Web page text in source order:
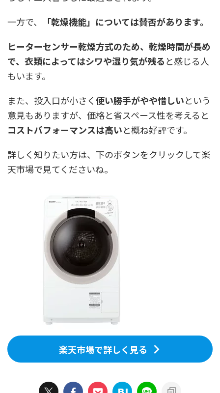
一方で、
「乾燥機能」については賛否があります。
ヒーターセンサー乾燥方式のため、乾燥時間が長め
で、衣類によってはシワや湿り気が残ると感じる人
もいます。
また、投入口が小さく使い勝手がやや惜しいという
意見もありますが、価格と省スペース性を考えると
コストパフォーマンスは高いと概ね好評です。
詳しく知りたい方は、下のボタンをクリックして楽
天市場で見てくださいね。
楽天市場で詳しく見る